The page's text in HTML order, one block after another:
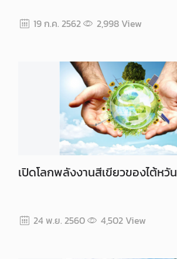
19 ก.ค. 2562 2,998View
เปิดโลกพลังงานสีเขียวของไต้หวัน
24 พ.ย. 2560 4,502View